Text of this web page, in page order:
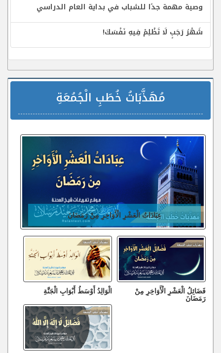
وصية مهمة جدًا للشباب في بداية العام الدراسي
شَهْرُ رَجَبٍ لَا تَظْلِمْ فِيهِ نَفْسَكَ!
مُهَذَّبَاتُ خُطَبِ الْجُمُعَةِ
عِبَادَاتُ الْعَشْرِ الْأَوَاخِرِ مِنْ رَمَضَانَ
فَضَائِلُ الْعَشْرِ الْأَوَاخِرِ مِنْ
رَمَضَانَ
الْوَالِدُ أَوْسَطُ أَبْوَابِ الْجَنَّةِ